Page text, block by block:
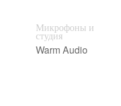
Микрофоны и
студия
Warm Audio